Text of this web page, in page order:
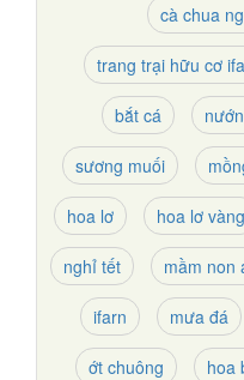
cà chua
trang trại hữu cơ
bắt cá
sương muối
hoa lơ hoa lơ vàng
nghỉ tết mầm non
ifarn mưa đá
ớt chuông hoa